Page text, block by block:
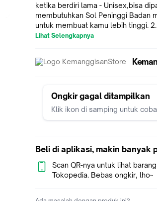
ketika berdiri lama - Unisex,bisa dipakai pria/
membutuhkan Sol Peninggi Badan
untuk membuat kamu lebih tinggi.
Anda dan pergelangan kaki,
anti keringat, dan nyaman dipakai. 1 Pack isi 1 Pasang kiri kanan Sol
https://
layer-insole-sol-pu-sepatu-
badan-5cm
: www.tokopedia.com/
www.tokopedia.com/kemanggisan/
penambah-tambah-tinggi-peninggi-
Lihat Selengkapnya
Ongkir gagal ditampilkan
Klik ikon di samping untuk
Beli di aplikasi, makin banyak
Scan QR-nya untuk lihat
Tokopedia. Bebas ongkir, lho~